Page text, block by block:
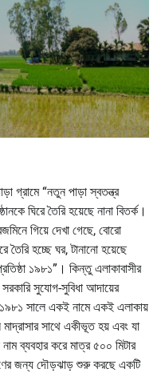
গ্রামে “নতুন পাড়া স্বতন্ত্র
ঘিরে তৈরি হয়েছে নানা বিতর্ক।
গিয়ে দেখা গেছে, বোরো
তৈরি হচ্ছে ঘর, টানানো হয়েছে
১৯৮১”। কিন্তু এলাকাবাসীর
সুযোগ-সুবিধা আদায়ের
১৯৮১ সালে একই নামে একই এলাকায়
মাদ্রাসার সাথে একীভূত হয় এবং যা
করে মাত্র ৫০০ মিটার
জন্য দৌড়ঝাড় শুরু করছে একটি